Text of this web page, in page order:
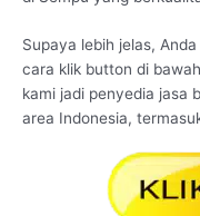
Supaya lebih jelas,
cara klik button di
kami jadi penyedia jasa
area Indonesia,